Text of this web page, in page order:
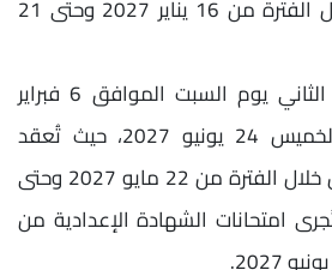
الشهادة الإعدادية خلال الفترة من 16 يناير 2027 وحتى 21
ويبدأ الفصل الدراسي الثاني يوم السبت الموافق 6 فبراير
2027، ويستمر حتى الخميس 24 يونيو 2027، حيث تُعقد
امتحانات صفوف النقل خلال الفترة من 22 مايو 2027 وحتى
بينما تُجرى امتحانات الشهادة الإعدادية من